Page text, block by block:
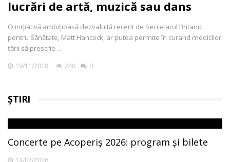
lucrări de artă, muzică sau dans
O inițiativă ambițioasă dezvaluită recent de Secretarul Britanic
pentru Sănătate, Matt Hancock, ar putea permite în curand medicilor
țării să prescrie …
19/11/2018 248 0
ȘTIRI
Concerte pe Acoperiș 2026: program și bilete